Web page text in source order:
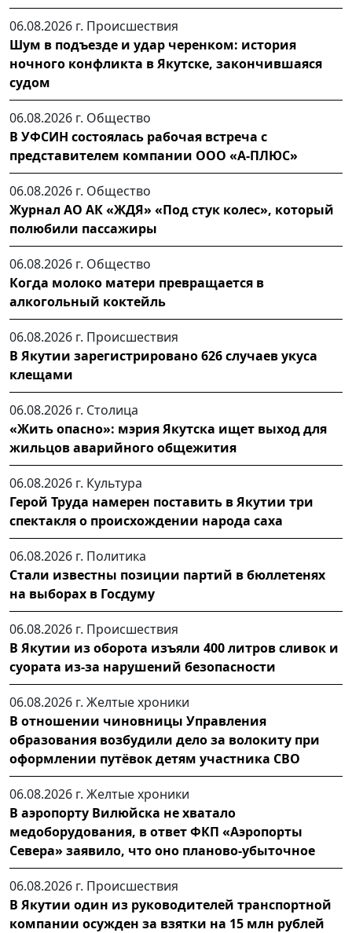
06.08.2026 г. Происшествия
Шум в подъезде и удар черенком: история
ночного конфликта в Якутске, закончившаяся
судом
06.08.2026 г. Общество
В УФСИН состоялась рабочая встреча с
представителем компании ООО «А-ПЛЮС»
06.08.2026 г. Общество
Журнал АО АК «ЖДЯ» «Под стук колес», который
полюбили пассажиры
06.08.2026 г. Общество
Когда молоко матери превращается в
алкогольный коктейль
06.08.2026 г. Происшествия
В Якутии зарегистрировано 626 случаев укуса
клещами
06.08.2026 г. Столица
«Жить опасно»: мэрия Якутска ищет выход для
жильцов аварийного общежития
06.08.2026 г. Культура
Герой Труда намерен поставить в Якутии три
спектакля о происхождении народа саха
06.08.2026 г. Политика
Стали известны позиции партий в бюллетенях
на выборах в Госдуму
06.08.2026 г. Происшествия
В Якутии из оборота изъяли 400 литров сливок и
суората из-за нарушений безопасности
06.08.2026 г. Желтые хроники
В отношении чиновницы Управления
образования возбудили дело за волокиту при
оформлении путёвок детям участника СВО
06.08.2026 г. Желтые хроники
В аэропорту Вилюйска не хватало
медоборудования, в ответ ФКП «Аэропорты
Севера» заявило, что оно планово-убыточное
06.08.2026 г. Происшествия
В Якутии один из руководителей транспортной
компании осужден за взятки на 15 млн рублей